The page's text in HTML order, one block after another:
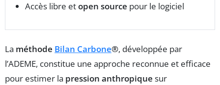
Accès libre etopen source pour le logiciel
La méthode Bilan Carbone®, développée par
l’ADEME, constitue une approche reconnue et efficace
pour estimer la pression anthropique sur